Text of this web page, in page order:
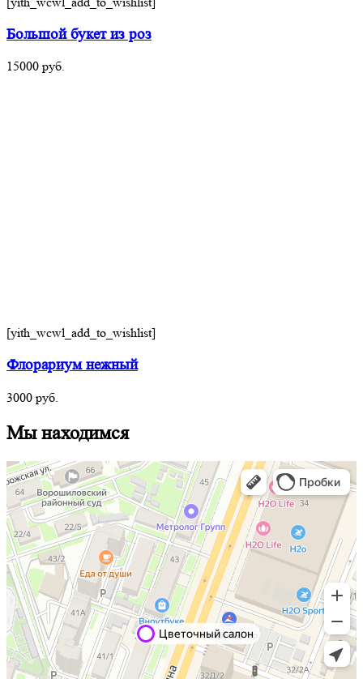
Большой букет из роз
15000 руб.
[yith_wcwl_add_to_wishlist]
Флорариум нежный
3000 руб.
Мы находимся